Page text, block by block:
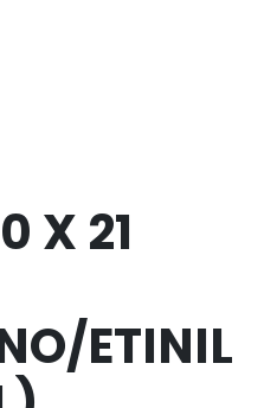
X 21
ETINIL